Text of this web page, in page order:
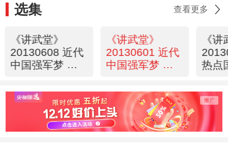
选集 查看更多
《讲武堂》
20130608 近代
中国强军梦 之
与错失
《讲武堂》
20130601 近代
中国强军梦 之
的“双误”
《
热点
美
白头